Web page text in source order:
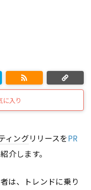
に入り
ィングリリースをPR
介します。
は、トレンドに乗り